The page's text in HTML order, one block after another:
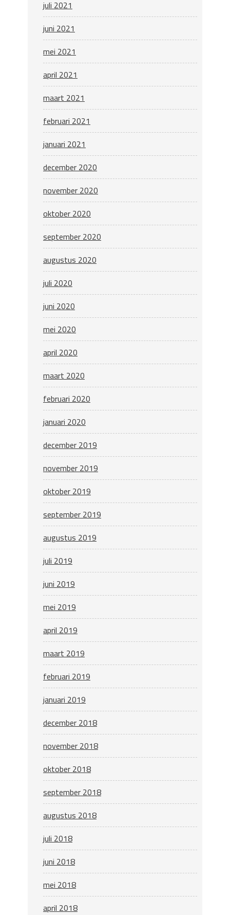
juli 2021
juni 2021
mei 2021
april 2021
maart 2021
februari 2021
januari 2021
december 2020
november 2020
oktober 2020
september 2020
augustus 2020
juli 2020
juni 2020
mei 2020
april 2020
maart 2020
februari 2020
januari 2020
december 2019
november 2019
oktober 2019
september 2019
augustus 2019
juli 2019
juni 2019
mei 2019
april 2019
maart 2019
februari 2019
januari 2019
december 2018
november 2018
oktober 2018
september 2018
augustus 2018
juli 2018
juni 2018
mei 2018
april 2018